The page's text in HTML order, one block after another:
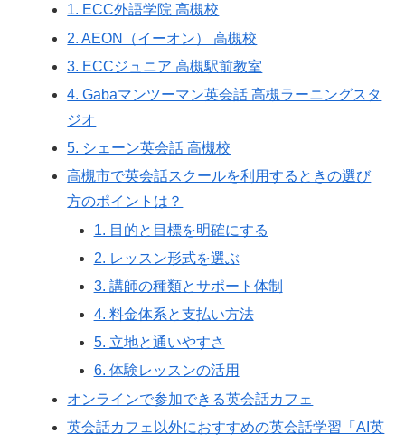
1. ECC外語学院 高槻校
2. AEON（イーオン） 高槻校
3. ECCジュニア 高槻駅前教室
4. Gabaマンツーマン英会話 高槻ラーニングスタ
ジオ
5. シェーン英会話 高槻校
高槻市で英会話スクールを利用するときの選び
方のポイントは？
1. 目的と目標を明確にする
2. レッスン形式を選ぶ
3. 講師の種類とサポート体制
4. 料金体系と支払い方法
5. 立地と通いやすさ
6. 体験レッスンの活用
オンラインで参加できる英会話カフェ
英会話カフェ以外におすすめの英会話学習「AI英